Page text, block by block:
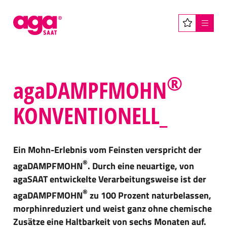
Menü
agaDAMPFMOHN®
KONVENTIONELL_
Ein Mohn-Erlebnis vom Feinsten verspricht der
agaDAMPFMOHN®. Durch eine neuartige, von
agaSAAT entwickelte Verarbeitungsweise ist der
agaDAMPFMOHN® zu 100 Prozent naturbelassen,
morphinreduziert und weist ganz ohne chemische
Zusätze eine Haltbarkeit von sechs Monaten auf.